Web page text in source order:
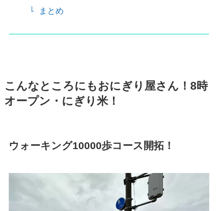
まとめ
こんなところにもおにぎり屋さん！8時
オープン・にぎり米！
ウォーキング10000歩コース開拓！